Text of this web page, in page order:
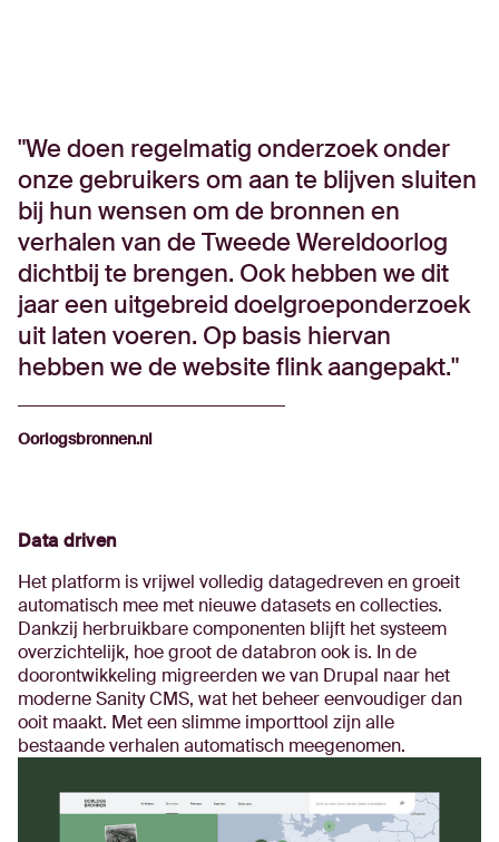
We doen regelmatig onderzoek onder
onze gebruikers om aan te blijven sluiten
bij hun wensen om de bronnen en
verhalen van de Tweede Wereldoorlog
dichtbij te brengen. Ook hebben we dit
jaar een uitgebreid doelgroeponderzoek
uit laten voeren. Op basis hiervan
hebben we de website flink aangepakt.
Oorlogsbronnen.nl
Data driven
Het platform is vrijwel volledig datagedreven en groeit
automatisch mee met nieuwe datasets en collecties.
Dankzij herbruikbare componenten blijft het systeem
overzichtelijk, hoe groot de databron ook is. In de
doorontwikkeling migreerden we van Drupal naar het
moderne Sanity CMS, wat het beheer eenvoudiger dan
ooit maakt. Met een slimme importtool zijn alle
bestaande verhalen automatisch meegenomen.